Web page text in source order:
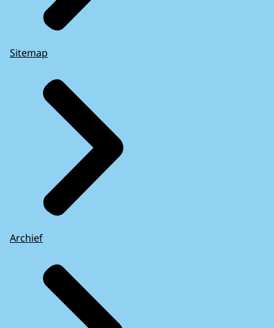
Sitemap
Archief